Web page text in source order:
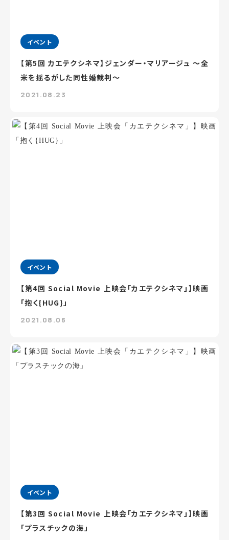
イベント
【第5回 カエテクシネマ】ジェンダー・マリアージュ ～全
米を揺るがした同性婚裁判～
2021.08.23
イベント
【第4回 Social Movie 上映会「カエテクシネマ」】映画
「抱く{HUG}」
2021.08.06
イベント
【第3回 Social Movie 上映会「カエテクシネマ」】映画
「プラスチックの海」